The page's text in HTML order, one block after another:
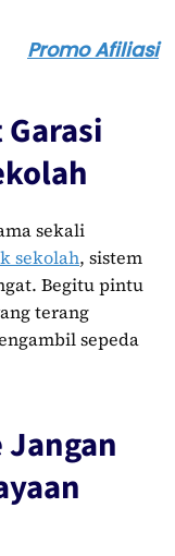
Promo Afiliasi
sekali
sekolah, sistem
Begitu pintu
terang
sepeda
Jangan